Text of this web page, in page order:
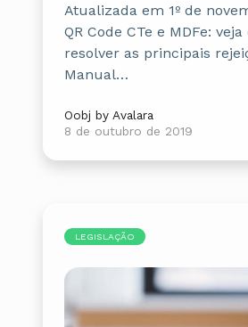
Atualizada em 1º de
QR Code CTe e MDFe:
resolver as principais
Manual…
Oobj by Avalara
8 de outubro de 2019
LEGISLAÇÃO